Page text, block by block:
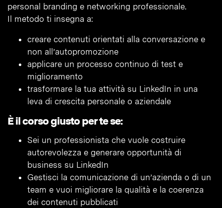
personal branding e networking professionale.
Il metodo ti insegna a:
creare contenuti orientati alla conversazione e
non all’autopromozione
applicare un processo continuo di test e
miglioramento
trasformare la tua attività su LinkedIn in una
leva di crescita personale o aziendale
È il corso giusto per te se:
Sei un professionista che vuole costruire
autorevolezza e generare opportunità di
business su LinkedIn
Gestisci la comunicazione di un’azienda o di un
team e vuoi migliorare la qualità e la coerenza
dei contenuti pubblicati